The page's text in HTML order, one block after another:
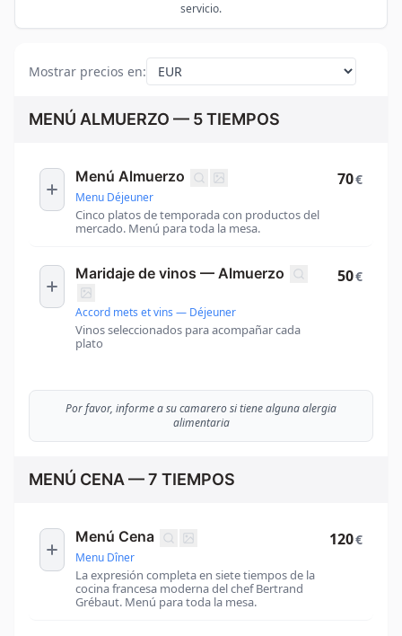
servicio.
Mostrar precios en:
MENÚ ALMUERZO — 5 TIEMPOS
Menú Almuerzo
Menu Déjeuner
Cinco platos de temporada con productos del
mercado. Menú para toda la mesa.
70€
Maridaje de vinos — Almuerzo
Accord mets et vins — Déjeuner
Vinos seleccionados para acompañar cada
plato
50€
Por favor, informe a su camarero si tiene alguna alergia
alimentaria
MENÚ CENA — 7 TIEMPOS
Menú Cena
Menu Dîner
La expresión completa en siete tiempos de la
cocina francesa moderna del chef Bertrand
Grébaut. Menú para toda la mesa.
120€